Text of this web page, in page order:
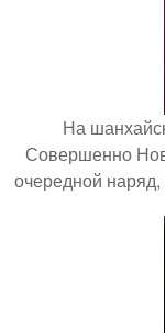
На
Совершенно
очередной